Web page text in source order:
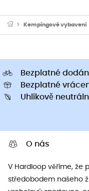
Kempingové vybavení
Bezplatné
Bezplatné
Uhlíkově
O nás
V Hardloop věříme, že
středobodem našeho